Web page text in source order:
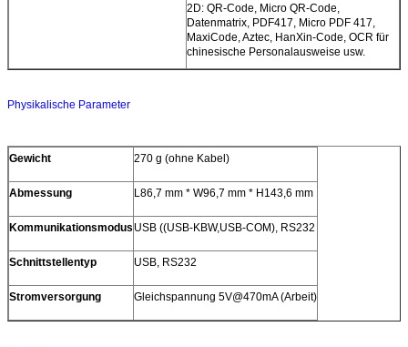
2D: QR-Code, Micro QR-Code,
Datenmatrix, PDF417, Micro PDF 417,
MaxiCode, Aztec, HanXin-Code, OCR für
chinesische Personalausweise usw.
Physikalische Parameter
Gewicht 270 g (ohne Kabel)
Abmessung L86,7 mm * W96,7 mm * H143,6 mm
Kommunikationsmodus USB ((USB-KBW,USB-COM), RS232
Schnittstellentyp USB, RS232
Stromversorgung Gleichspannung 5V@470mA (Arbeit)